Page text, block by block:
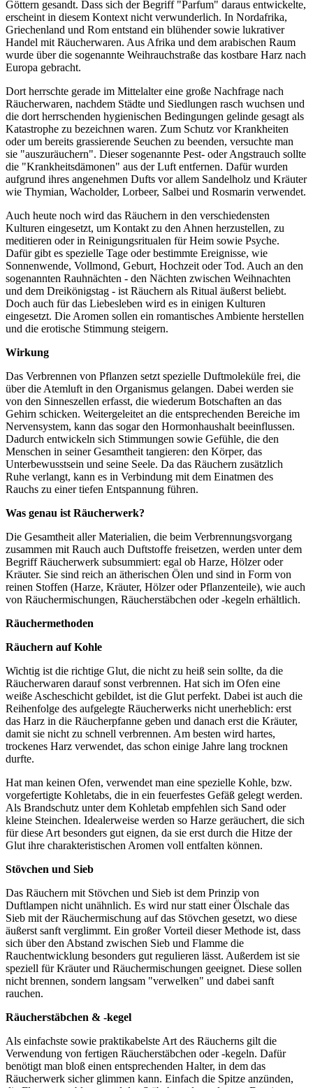
Göttern gesandt. Dass sich der Begriff "Parfum" daraus entwickelte,
erscheint in diesem Kontext nicht verwunderlich. In Nordafrika,
Griechenland und Rom entstand ein blühender sowie lukrativer
Handel mit Räucherwaren. Aus Afrika und dem arabischen Raum
wurde über die sogenannte Weihrauchstraße das kostbare Harz nach
Europa gebracht.
Dort herrschte gerade im Mittelalter eine große Nachfrage nach
Räucherwaren, nachdem Städte und Siedlungen rasch wuchsen und
die dort herrschenden hygienischen Bedingungen gelinde gesagt als
Katastrophe zu bezeichnen waren. Zum Schutz vor Krankheiten
oder um bereits grassierende Seuchen zu beenden, versuchte man
sie "auszuräuchern". Dieser sogenannte Pest- oder Angstrauch sollte
die "Krankheitsdämonen" aus der Luft entfernen. Dafür wurden
aufgrund ihres angenehmen Dufts vor allem Sandelholz und Kräuter
wie Thymian, Wacholder, Lorbeer, Salbei und Rosmarin verwendet.
Auch heute noch wird das Räuchern in den verschiedensten
Kulturen eingesetzt, um Kontakt zu den Ahnen herzustellen, zu
meditieren oder in Reinigungsritualen für Heim sowie Psyche.
Dafür gibt es spezielle Tage oder bestimmte Ereignisse, wie
Sonnenwende, Vollmond, Geburt, Hochzeit oder Tod. Auch an den
sogenannten Rauhnächten - den Nächten zwischen Weihnachten
und dem Dreikönigstag - ist Räuchern als Ritual äußerst beliebt.
Doch auch für das Liebesleben wird es in einigen Kulturen
eingesetzt. Die Aromen sollen ein romantisches Ambiente herstellen
und die erotische Stimmung steigern.
Wirkung
Das Verbrennen von Pflanzen setzt spezielle Duftmoleküle frei, die
über die Atemluft in den Organismus gelangen. Dabei werden sie
von den Sinneszellen erfasst, die wiederum Botschaften an das
Gehirn schicken. Weitergeleitet an die entsprechenden Bereiche im
Nervensystem, kann das sogar den Hormonhaushalt beeinflussen.
Dadurch entwickeln sich Stimmungen sowie Gefühle, die den
Menschen in seiner Gesamtheit tangieren: den Körper, das
Unterbewusstsein und seine Seele. Da das Räuchern zusätzlich
Ruhe verlangt, kann es in Verbindung mit dem Einatmen des
Rauchs zu einer tiefen Entspannung führen.
Was genau ist Räucherwerk?
Die Gesamtheit aller Materialien, die beim Verbrennungsvorgang
zusammen mit Rauch auch Duftstoffe freisetzen, werden unter dem
Begriff Räucherwerk subsummiert: egal ob Harze, Hölzer oder
Kräuter. Sie sind reich an ätherischen Ölen und sind in Form von
reinen Stoffen (Harze, Kräuter, Hölzer oder Pflanzenteile), wie auch
von Räuchermischungen, Räucherstäbchen oder -kegeln erhältlich.
Räuchermethoden
Räuchern auf Kohle
Wichtig ist die richtige Glut, die nicht zu heiß sein sollte, da die
Räucherwaren darauf sonst verbrennen. Hat sich im Ofen eine
weiße Ascheschicht gebildet, ist die Glut perfekt. Dabei ist auch die
Reihenfolge des aufgelegte Räucherwerks nicht unerheblich: erst
das Harz in die Räucherpfanne geben und danach erst die Kräuter,
damit sie nicht zu schnell verbrennen. Am besten wird hartes,
trockenes Harz verwendet, das schon einige Jahre lang trocknen
durfte.
Hat man keinen Ofen, verwendet man eine spezielle Kohle, bzw.
vorgefertigte Kohletabs, die in ein feuerfestes Gefäß gelegt werden.
Als Brandschutz unter dem Kohletab empfehlen sich Sand oder
kleine Steinchen. Idealerweise werden so Harze geräuchert, die sich
für diese Art besonders gut eignen, da sie erst durch die Hitze der
Glut ihre charakteristischen Aromen voll entfalten können.
Stövchen und Sieb
Das Räuchern mit Stövchen und Sieb ist dem Prinzip von
Duftlampen nicht unähnlich. Es wird nur statt einer Ölschale das
Sieb mit der Räuchermischung auf das Stövchen gesetzt, wo diese
äußerst sanft verglimmt. Ein großer Vorteil dieser Methode ist, dass
sich über den Abstand zwischen Sieb und Flamme die
Rauchentwicklung besonders gut regulieren lässt. Außerdem ist sie
speziell für Kräuter und Räuchermischungen geeignet. Diese sollen
nicht brennen, sondern langsam "verwelken" und dabei sanft
rauchen.
Räucherstäbchen & -kegel
Als einfachste sowie praktikabelste Art des Räucherns gilt die
Verwendung von fertigen Räucherstäbchen oder -kegeln. Dafür
benötigt man bloß einen entsprechenden Halter, in dem das
Räucherwerk sicher glimmen kann. Einfach die Spitze anzünden,